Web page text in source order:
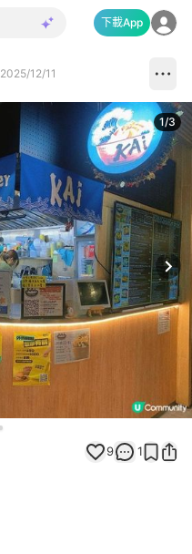
下載App
2025/12/11
1/3
9 1